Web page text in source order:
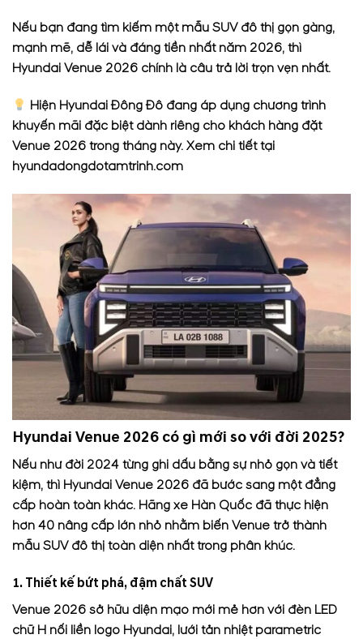
Nếu bạn đang tìm kiếm một mẫu SUV đô thị gọn gàng,
mạnh mẽ, dễ lái và đáng tiền nhất năm 2026, thì
Hyundai Venue 2026 chính là câu trả lời trọn vẹn nhất.
Hiện Hyundai Đông Đô đang áp dụng chương trình
khuyến mãi đặc biệt dành riêng cho khách hàng đặt
Venue 2026 trong tháng này. Xem chi tiết tại
hyundadongdotamtrinh.com
Hyundai Venue 2026 có gì mới so với đời 2025?
Nếu như đời 2024 từng ghi dấu bằng sự nhỏ gọn và tiết
kiệm, thì Hyundai Venue 2026 đã bước sang một đẳng
cấp hoàn toàn khác. Hãng xe Hàn Quốc đã thực hiện
hơn 40 nâng cấp lớn nhỏ nhằm biến Venue trở thành
mẫu SUV đô thị toàn diện nhất trong phân khúc.
1. Thiết kế bứt phá, đậm chất SUV
Venue 2026 sở hữu diện mạo mới mẻ hơn với đèn LED
chữ H nối liền logo Hyundai, lưới tản nhiệt parametric